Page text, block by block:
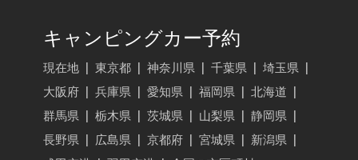
キャンピングカー予約
現在地 東京都 神奈川県 千葉県 埼玉県
大阪府
兵庫県 愛知県 福岡県 北海道
群馬県
栃木県 茨城県 山梨県 静岡県
長野県
広島県 京都府 宮城県 新潟県